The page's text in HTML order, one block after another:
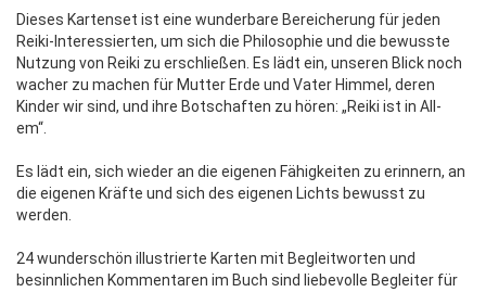
Dieses Kartenset ist eine wunderbare Bereicherung für jeden
Reiki-Interessierten, um sich die Philosophie und die bewusste
Nutzung von Reiki zu erschließen. Es lädt ein, unseren Blick noch
wacher zu machen für Mutter Erde und Vater Himmel, deren
Kinder wir sind, und ihre Botschaften zu hören: „Reiki ist in All-
em“.
Es lädt ein, sich wieder an die eigenen Fähigkeiten zu erinnern, an
die eigenen Kräfte und sich des eigenen Lichts bewusst zu
werden.
24 wunderschön illustrierte Karten mit Begleitworten und
besinnlichen Kommentaren im Buch sind liebevolle Begleiter für